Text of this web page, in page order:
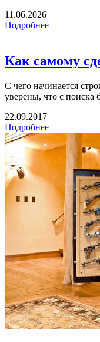
11.06.2026
Подробнее
Как самому
С чего начинается
уверены, что с поиска
22.09.2017
Подробнее